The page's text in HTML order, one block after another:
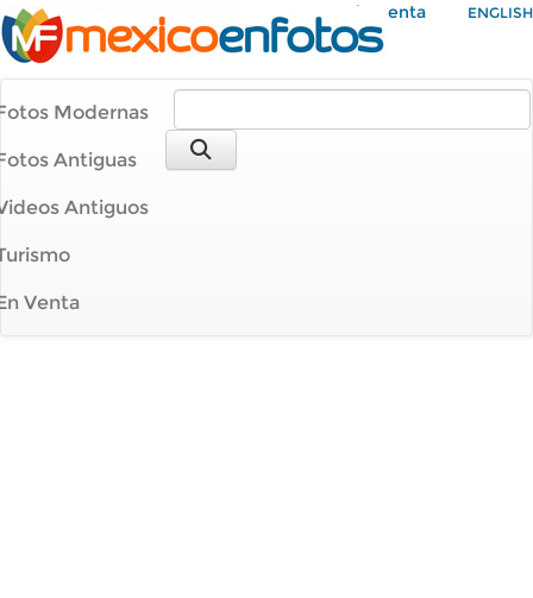
Mi Cuenta ENGLISH
Modernas
Antiguas
Antiguos
Venta